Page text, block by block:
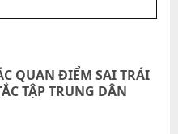
QUAN ĐIỂM SAI TRÁI
TẬP TRUNG DÂN